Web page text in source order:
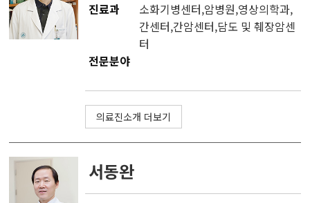
진료과 소화기병센터,암병원,영상의학과,
간센터,간암센터,담도 및 췌장암센
터
전문분야
의료진소개 더보기
서동완